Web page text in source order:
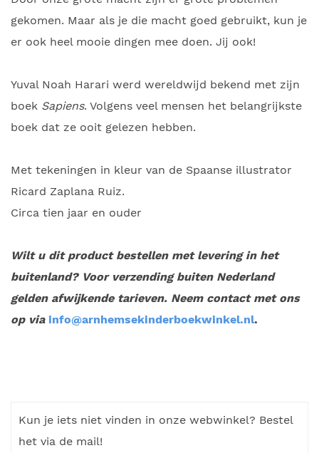
gekomen. Maar als je die macht goed gebruikt, kun je
er ook heel mooie dingen mee doen. Jij ook!
Yuval Noah Harari werd wereldwijd bekend met zijn
boek Sapiens. Volgens veel mensen het belangrijkste
boek dat ze ooit gelezen hebben.
Met tekeningen in kleur van de Spaanse illustrator
Ricard Zaplana Ruiz.
Circa tien jaar en ouder
Wilt u dit product bestellen met levering in het
buitenland? Voor verzending buiten Nederland
gelden afwijkende tarieven. Neem contact met ons
op via info@arnhemsekinderboekwinkel.nl.
Kun je iets niet vinden in onze webwinkel? Bestel
het via de mail!